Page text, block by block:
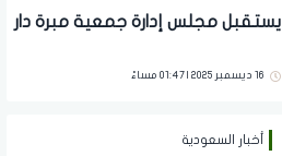
يستقبل مجلس إدارة جمعية مبرة دار
16 ديسمبر 2025 | 01:47 مساءً
أخبار السعودية